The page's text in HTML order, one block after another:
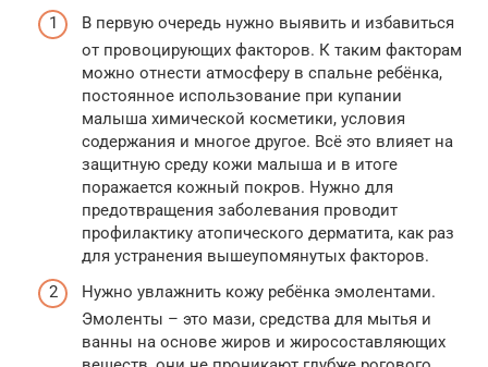
В первую очередь нужно выявить и избавиться
от провоцирующих факторов. К таким факторам
можно отнести атмосферу в спальне ребёнка,
постоянное использование при купании
малыша химической косметики, условия
содержания и многое другое. Всё это влияет на
защитную среду кожи малыша и в итоге
поражается кожный покров. Нужно для
предотвращения заболевания проводит
профилактику атопического дерматита, как раз
для устранения вышеупомянутых факторов.
Нужно увлажнить кожу ребёнка эмолентами.
Эмоленты – это мази, средства для мытья и
ванны на основе жиров и жиросоставляющих